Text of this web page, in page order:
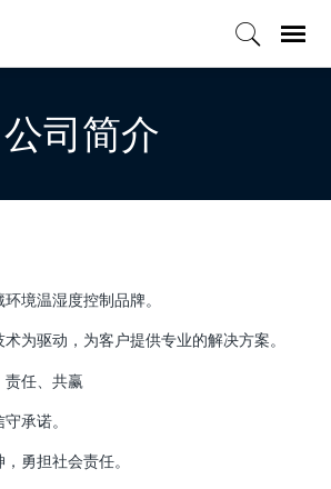
公司简介
境温湿度控制品牌。
为驱动，为客户提供专业的解决方案。
责任、共赢
承诺。
勇担社会责任。